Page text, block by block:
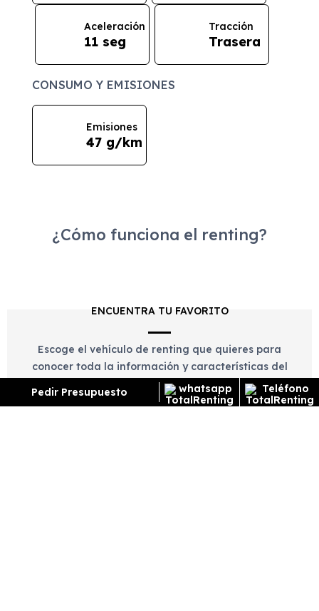
Aceleración
11 seg
Tracción
Trasera
CONSUMO Y EMISIONES
Emisiones
47 g/km
¿Cómo funciona el renting?
ENCUENTRA TU FAVORITO
Escoge el vehículo de renting que quieres para
conocer toda la información y características del
vehículo.
Pedir Presupuesto